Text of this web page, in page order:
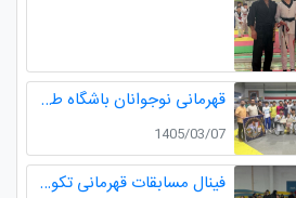
قهرمانی نوجوانان باشگاه طلایی در مسابقات قهرمانی نوجوانان تکواندو استان گیلان
1405/03/07
فینال مسابقات قهرمانی تکواندو لیگ خردسالان استان مدال طلا صدرا ظفری از باشگاه طلایی به مربیگری استاد عسکری مربی ارزنده باشگاه